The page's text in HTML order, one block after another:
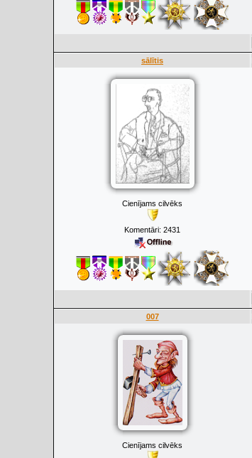
sālītis
Cienījams cilvēks
Komentāri: 2431
007
Cienījams cilvēks